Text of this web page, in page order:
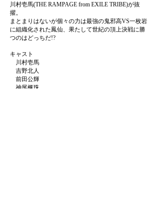
川村壱馬(THE RAMPAGE from EXILE TRIBE)が抜
擢。
まとまりはないが個々の力は最強の鬼邪高VS一枚岩
に組織化された鳳仙、果たして世紀の頂上決戦に勝
つのはどっちだ!?
キャスト
川村壱馬
吉野北人
前田公輝
神尾楓珠